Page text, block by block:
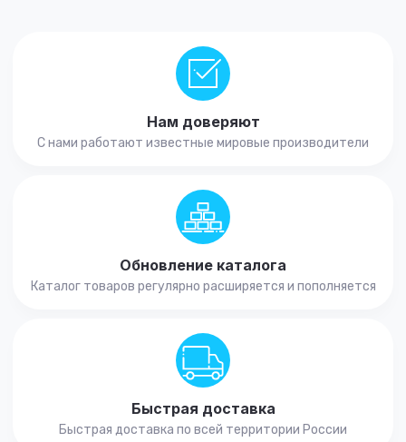
Нам доверяют
С нами работают известные мировые производители
Обновление каталога
Каталог товаров регулярно расширяется и пополняется
Быстрая доставка
Быстрая доставка по всей территории России